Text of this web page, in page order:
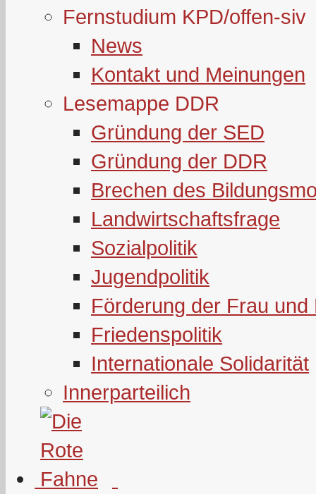
Fernstudium KPD/offen-siv
News
Kontakt und Meinungen
Lesemappe DDR
Gründung der SED
Gründung der DDR
Brechen des
Landwirtschaftsfrage
Sozialpolitik
Jugendpolitik
Förderung der Frau und
Friedenspolitik
Internationale Solidarität
Innerparteilich